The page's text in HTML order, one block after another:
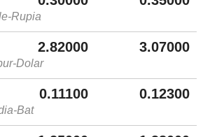
Rupia
2.82000 3.07000
Dolar
0.11100 0.12300
Bat